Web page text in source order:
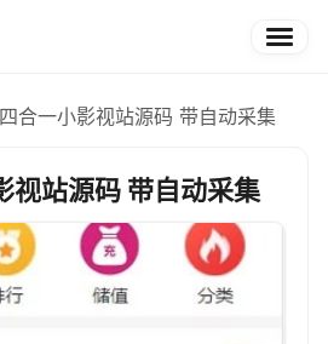
合一小影视站源码 带自动采集
视站源码 带自动采集